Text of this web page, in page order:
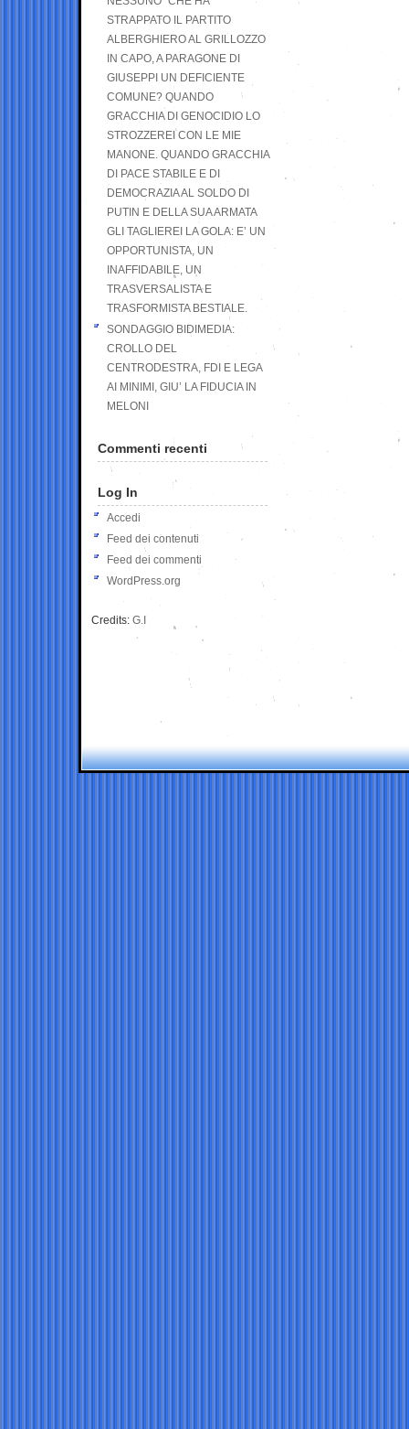
STRAPPATO IL PARTITO
ALBERGHIERO AL GRILLOZZO
IN CAPO, A PARAGONE DI
GIUSEPPI UN DEFICIENTE
COMUNE? QUANDO
GRACCHIA DI GENOCIDIO LO
STROZZEREI CON LE MIE
MANONE. QUANDO GRACCHIA
DI PACE STABILE E DI
DEMOCRAZIA AL SOLDO DI
PUTIN E DELLA SUA ARMATA
GLI TAGLIEREI LA GOLA: E’ UN
OPPORTUNISTA, UN
INAFFIDABILE, UN
TRASVERSALISTA E
TRASFORMISTA BESTIALE.
SONDAGGIO BIDIMEDIA:
CROLLO DEL
CENTRODESTRA, FDI E LEGA
AI MINIMI, GIU’ LA FIDUCIA IN
MELONI
Commenti recenti
Log In
Accedi
Feed dei contenuti
Feed dei commenti
WordPress.org
Credits: G.I